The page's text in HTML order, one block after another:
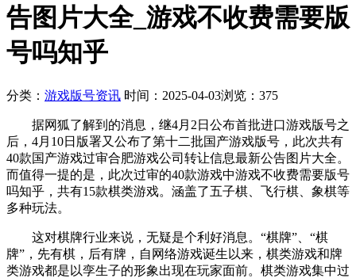
告图片大全_游戏不收费需要版
号吗知乎
分类： 游戏版号资讯 时间：2025-04-03浏览：375
据网狐了解到的消息，继4月2日公布首批进口游戏版号之
后，4月10日版署又公布了第十二批国产游戏版号，此次共有
40款国产游戏过审合肥游戏公司转让信息最新公告图片大全。
而值得一提的是，此次过审的40款游戏中游戏不收费需要版号
吗知乎，共有15款棋类游戏。涵盖了五子棋、飞行棋、象棋等
多种玩法。
这对棋牌行业来说，无疑是个利好消息。“棋牌”、“棋
牌”，先有棋，后有牌，自网络游戏诞生以来，棋类游戏和牌
类游戏都是以孪生子的形象出现在玩家面前。棋类游戏集中过